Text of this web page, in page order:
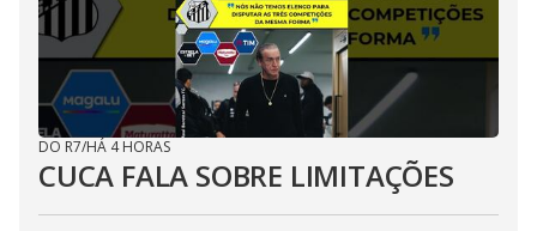
DO R7/HÁ 4 HORAS
CUCA FALA SOBRE LIMITAÇÕES